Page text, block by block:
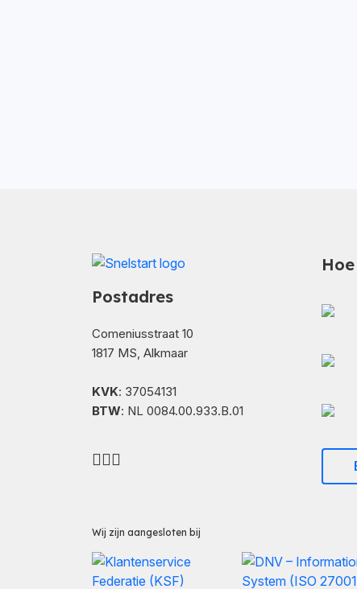
Postadres
Comeniusstraat 10
1817 MS, Alkmaar
KVK: 37054131
BTW: NL 0084.00.933.B.01
Wij zijn aangesloten bij